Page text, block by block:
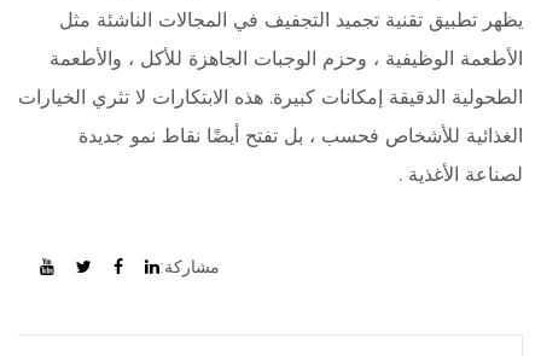
يظهر تطبيق تقنية تجميد التجفيف في المجالات الناشئة مثل
الأطعمة الوظيفية ، وحزم الوجبات الجاهزة للأكل ، والأطعمة
الطحولية الدقيقة إمكانات كبيرة. هذه الابتكارات لا تثري الخيارات
الغذائية للأشخاص فحسب ، بل تفتح أيضًا نقاط نمو جديدة
لصناعة الأغذية .
مشاركة: